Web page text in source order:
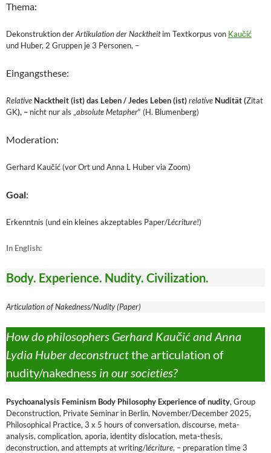
Thema:
Dekonstruktion derArtikulation der Nacktheitim Textkorpus von Kaučić
und Huber, 2 Gruppen je 3 Personen, –
Eingangsthese:
Relative Nacktheit (ist) das Leben / Jedes Leben (ist)relative Nudität (Zitat
GK), – nicht nur als „absolute Metapher“ (H. Blumenberg)
Moderation:
Gerhard Kaučić (vor Ort und Anna L Huber via Zoom)
Goal:
Erkenntnis (und ein kleines akzeptables Paper/Lécriture!)
In English:
Body. Experience. Nudity. Civilization.
Articulation of Nakedness/Nudity (Paper)
How do philosophers Gerhard Kaučić and Anna
Lydia Huber deconstructthe articulation of
nudity/nakedness in our societies?
Psychoanalysis Feminism Body Philosophy Experience of nudity, Group
Deconstruction, Private Seminar in Berlin, November/December 2025,
Philosophical Practice, 3 x 5 hours of conversation, discourse, meta-
analysis, complication, aporia, identity dislocation, meta-thesis,
deconstruction, and attempts at writing/lécriture, – preparation time 3